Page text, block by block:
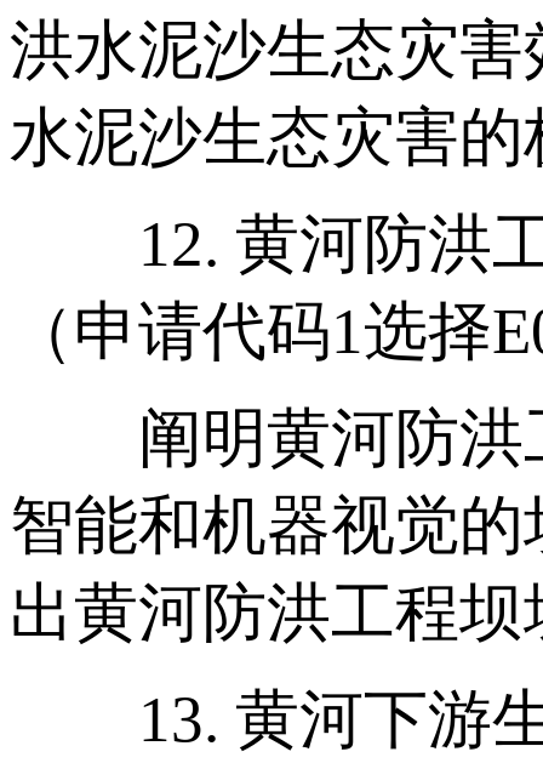
洪水泥沙生态灾
水泥沙生态灾害
12. 黄河防洪工
（申请代码1选择
阐明黄河防洪
智能和机器视觉
出黄河防洪工程
13. 黄河下游生